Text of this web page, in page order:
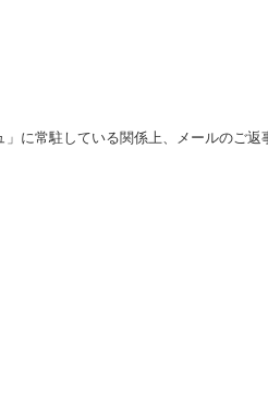
に常駐している関係上、メールのご返